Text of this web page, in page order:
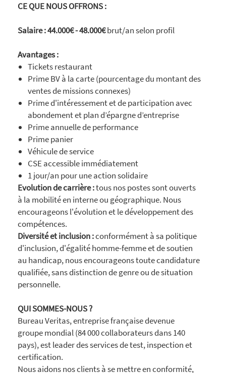
CE QUE NOUS OFFRONS :
Salaire :44.000€ - 48.000€brut/an selon profil
Avantages :
Tickets restaurant
Prime BV à la carte (pourcentage du montant des
ventes de missions connexes)
Prime d'intéressement et de participation avec
abondement et plan d’épargne d’entreprise
Prime annuelle de performance
Prime panier
Véhicule de service
CSE accessible immédiatement
1 jour/an pour une action solidaire
Evolution de carrière :tous nos postes sont ouverts
à la mobilité en interne ou géographique. Nous
encourageons l'évolution et le développement des
compétences.
Diversité et inclusion :conformément à sa politique
d'inclusion, d'égalité homme-femme et de soutien
au handicap, nous encourageons toute candidature
qualifiée, sans distinction de genre ou de situation
personnelle.
QUI SOMMES-NOUS ?
Bureau Veritas, entreprise française devenue
groupe mondial (84 000 collaborateurs dans 140
pays), est leader des services de test, inspection et
certification.
Nous aidons nos clients à se mettre en conformité,